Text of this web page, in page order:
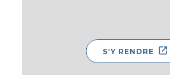
S'Y RENDRE